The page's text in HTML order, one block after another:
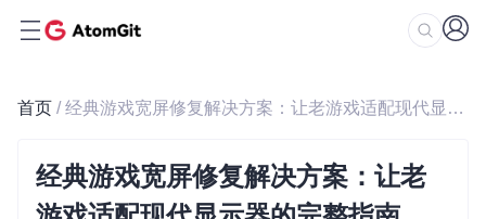
首页 / 经典游戏宽屏修复解决方案：让老游戏适配现代显示器的完整指南
经典游戏宽屏修复解决方案：让老